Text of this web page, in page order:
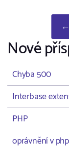
Nové
Chyba 500
Interbase
PHP
oprávnění v